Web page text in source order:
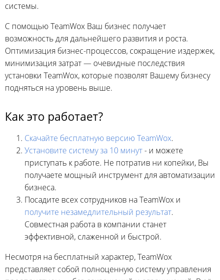
системы.
С помощью TeamWox Ваш бизнес получает
возможность для дальнейшего развития и роста.
Оптимизация бизнес-процессов, сокращение издержек,
минимизация затрат — очевидные последствия
установки TeamWox, которые позволят Вашему бизнесу
подняться на уровень выше.
Как это работает?
Скачайте бесплатную версию TeamWox.
Установите систему за 10 минут- и можете
приступать к работе. Не потратив ни копейки, Вы
получаете мощный инструмент для автоматизации
бизнеса.
Посадите всех сотрудников на TeamWox и
получите незамедлительный результат.
Совместная работа в компании станет
эффективной, слаженной и быстрой.
Несмотря на бесплатный характер, TeamWox
представляет собой полноценную систему управления